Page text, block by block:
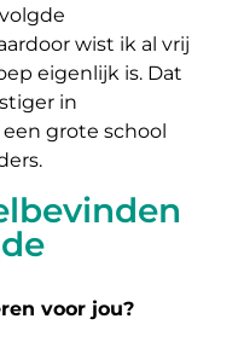
wist ik al vrij
eigenlijk is. Dat
in
grote school
voor jou?